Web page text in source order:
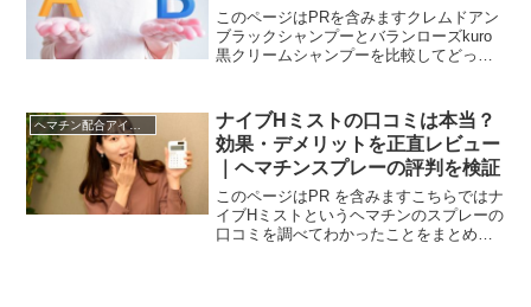
このページはPRを含みますクレムドアン
ブラックシャンプーとバランローズkuro
黒クリームシャンプーを比較してどっち
snsで注目されてるクリームシャンプー。
どっちが白髪に...
ヘマチン配合アイテム
ナイブHミストの口コミは本当？
効果・デメリットを正直レビュー
｜ヘマチンスプレーの評判を検証
このページはPR を含みますこちらではナ
イブHミストというヘマチンのスプレーの
口コミを調べてわかったことをまとめて